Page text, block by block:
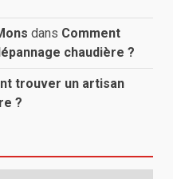
dans Comment
chaudière ?
trouver un artisan
?